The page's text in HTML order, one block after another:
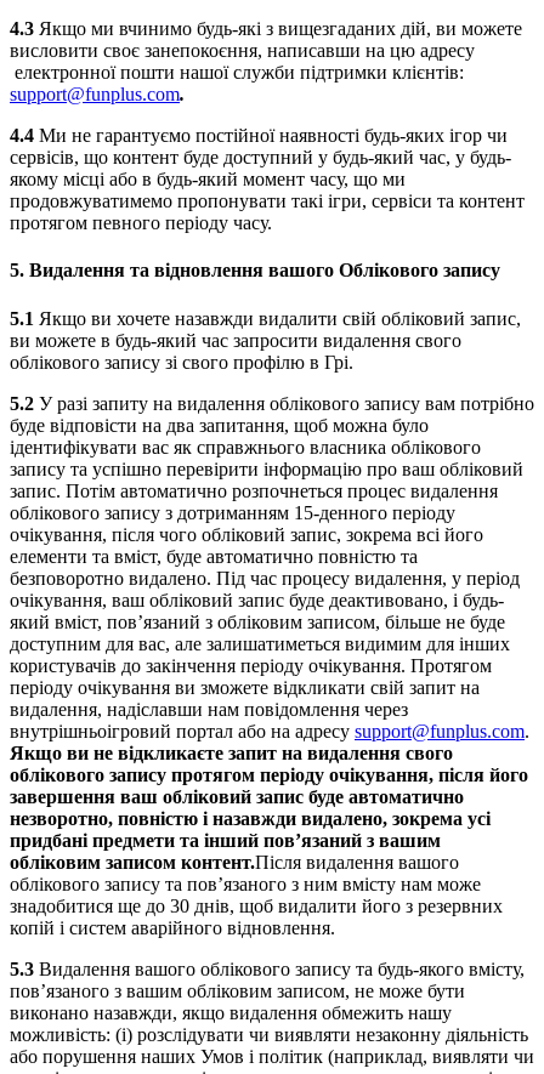
4.3 Якщо ми вчинимо будь-які з вищезгаданих дій, ви можете
висловити своє занепокоєння, написавши на цю адресу
електронної пошти нашої служби підтримки клієнтів:
support@funplus.com.
4.4 Ми не гарантуємо постійної наявності будь-яких ігор чи
сервісів, що контент буде доступний у будь-який час, у будь-
якому місці або в будь-який момент часу, що ми
продовжуватимемо пропонувати такі ігри, сервіси та контент
протягом певного періоду часу.
5. Видалення та відновлення вашого Облікового запису
5.1 Якщо ви хочете назавжди видалити свій обліковий запис,
ви можете в будь-який час запросити видалення свого
облікового запису зі свого профілю в Грі.
5.2 У разі запиту на видалення облікового запису вам потрібно
буде відповісти на два запитання, щоб можна було
ідентифікувати вас як справжнього власника облікового
запису та успішно перевірити інформацію про ваш обліковий
запис. Потім автоматично розпочнеться процес видалення
облікового запису з дотриманням 15-денного періоду
очікування, після чого обліковий запис, зокрема всі його
елементи та вміст, буде автоматично повністю та
безповоротно видалено. Під час процесу видалення, у період
очікування, ваш обліковий запис буде деактивовано, і будь-
який вміст, пов’язаний з обліковим записом, більше не буде
доступним для вас, але залишатиметься видимим для інших
користувачів до закінчення періоду очікування. Протягом
періоду очікування ви зможете відкликати свій запит на
видалення, надіславши нам повідомлення через
внутрішньоігровий портал або на адресу support@funplus.com.
Якщо ви не відкликаєте запит на видалення свого
облікового запису протягом періоду очікування, після його
завершення ваш обліковий запис буде автоматично
незворотно, повністю і назавжди видалено, зокрема усі
придбані предмети та інший пов’язаний з вашим
обліковим записом контент.Після видалення вашого
облікового запису та пов’язаного з ним вмісту нам може
знадобитися ще до 30 днів, щоб видалити його з резервних
копій і систем аварійного відновлення.
5.3 Видалення вашого облікового запису та будь-якого вмісту,
пов’язаного з вашим обліковим записом, не може бути
виконано назавжди, якщо видалення обмежить нашу
можливість: (i) розслідувати чи виявляти незаконну діяльність
або порушення наших Умов і політик (наприклад, виявляти чи